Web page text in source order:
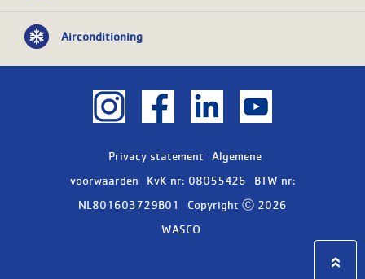
Airconditioning
Privacy statement
Algemene
voorwaarden
KvK nr: 08055426
BTW nr:
NL801603729B01
Copyright Ⓒ 2026
WASCO